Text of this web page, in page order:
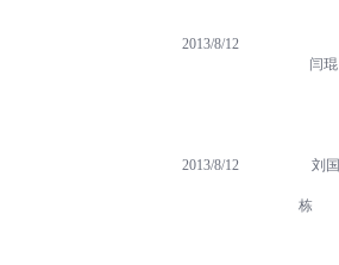
2013/8/12
闫琨
2013/8/12 刘国
栋